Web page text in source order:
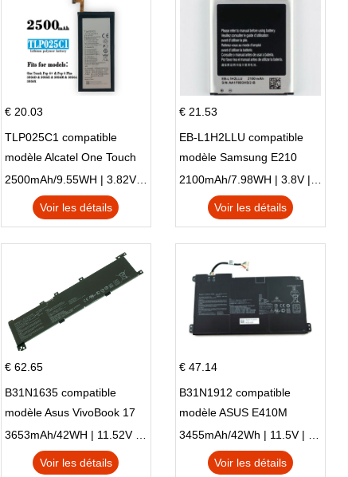
€ 20.03
TLP025C1 compatible
modèle Alcatel One Touch
Pop 4 Plus OT-5056D
2500mAh/9.55WH | 3.82V | Li-ion ...
Voir les détails
€ 21.53
EB-L1H2LLU compatible
modèle Samsung E210
E210K i939
Voir les détails
€ 62.65
B31N1635 compatible
modèle Asus VivoBook 17
X705NC X705UA X705UV
X705UN X705UD
Voir les détails
€ 47.14
B31N1912 compatible
modèle ASUS E410M
E410MA L410MA
Voir les détails